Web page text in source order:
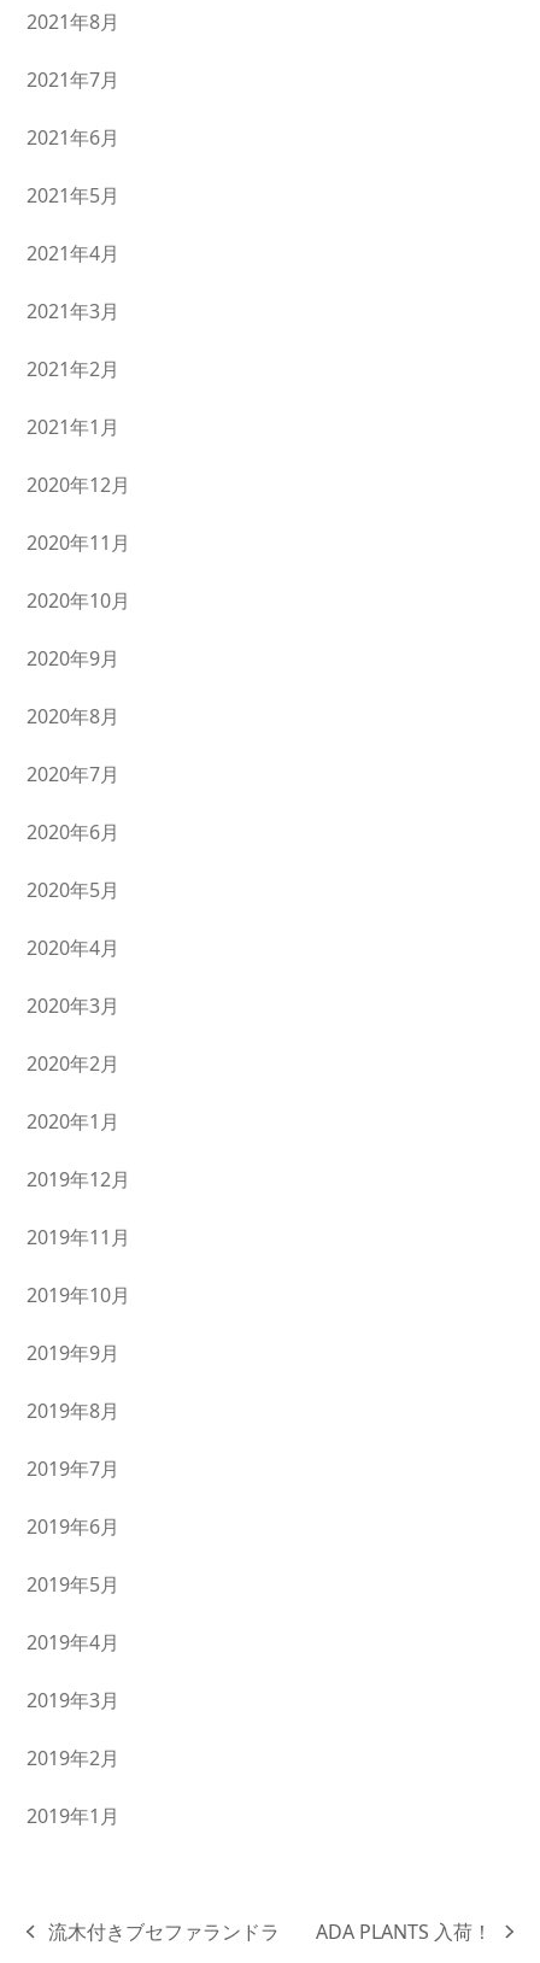
2021年8月
2021年7月
2021年6月
2021年5月
2021年4月
2021年3月
2021年2月
2021年1月
2020年12月
2020年11月
2020年10月
2020年9月
2020年8月
2020年7月
2020年6月
2020年5月
2020年4月
2020年3月
2020年2月
2020年1月
2019年12月
2019年11月
2019年10月
2019年9月
2019年8月
2019年7月
2019年6月
2019年5月
2019年4月
2019年3月
2019年2月
2019年1月
previous
流木付きブセファランドラ
next
ADA PLANTS 入荷！